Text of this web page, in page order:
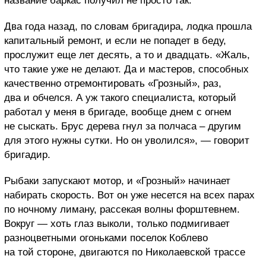
Два года назад, по словам бригадира, лодка прошла
капитальный ремонт, и если не попадет в беду,
прослужит еще лет десять, а то и двадцать. «Жаль,
что такие уже не делают. Да и мастеров, способных
качественно отремонтировать «Грозный», раз,
два и обчелся. А уж такого специалиста, который
работал у меня в бригаде, вообще днем с огнем
не сыскать. Брус дерева гнул за полчаса – другим
для этого нужны сутки. Но он уволился», — говорит
бригадир.
Рыбаки запускают мотор, и «Грозный» начинает
набирать скорость. Вот он уже несется на всех парах
по ночному лиману, рассекая волны форштевнем.
Вокруг — хоть глаз выколи, только подмигивает
разноцветными огоньками поселок Коблево
на той стороне, двигаются по Николаевской трассе